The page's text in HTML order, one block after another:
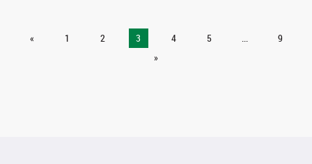
« 1 2 3 4 5 ...
9
»